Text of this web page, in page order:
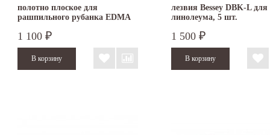
полотно плоское для
рашпильного рубанка EDMA
1 100 ₽
лезвия Bessey DBK-L для
линолеума, 5 шт.
1 500 ₽